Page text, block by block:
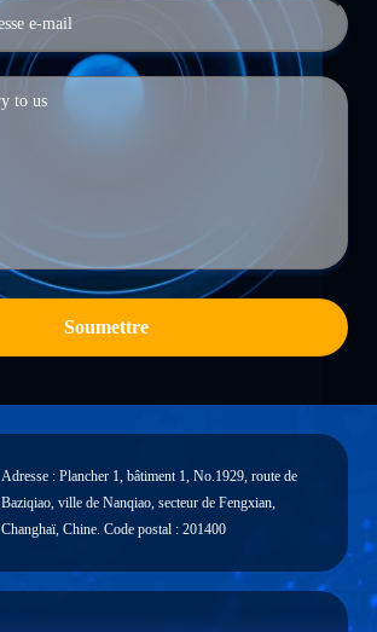
Soumettre
Adresse : Plancher 1, bâtiment 1, No.1929, route de
Baziqiao, ville de Nanqiao, secteur de Fengxian,
Changhaï, Chine. Code postal : 201400